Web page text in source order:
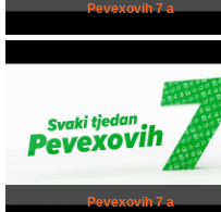
Pevexovih 7 a
Pevexovih 7 a